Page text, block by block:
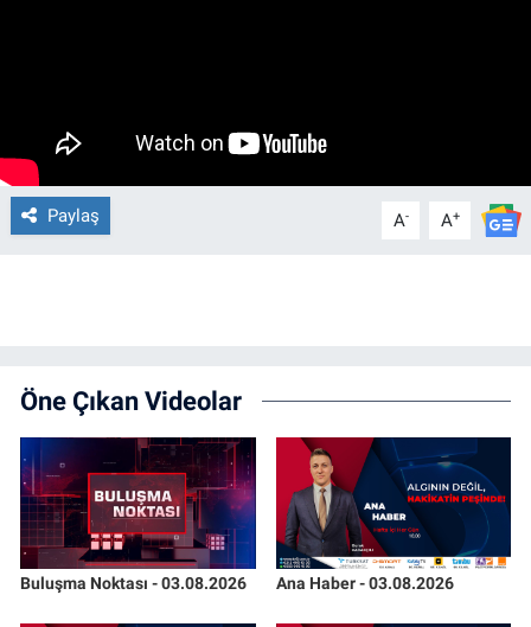
Paylaş A- A+
Öne Çıkan Videolar
Buluşma Noktası - 03.08.2026 Ana Haber - 03.08.2026